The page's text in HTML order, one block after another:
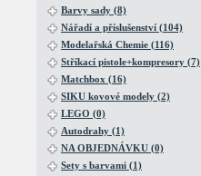
Barvy sady (8)
Nářadí a příslušenství (104)
Modelařská Chemie (116)
Stříkací pistole+kompresory (7)
Matchbox (16)
SIKU kovové modely (2)
LEGO (0)
Autodrahy (1)
NA OBJEDNÁVKU (0)
Sety s barvami (1)